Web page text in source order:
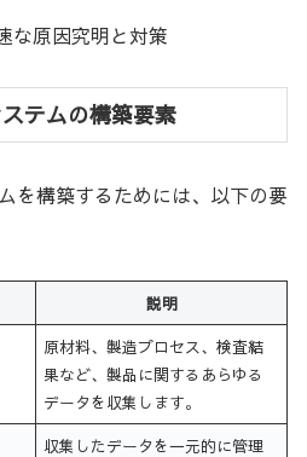
な原因究明と対策
テムの構築要素
を構築するためには、以下の要
説明
原材料、製造プロセス、検査結
果など、製品に関するあらゆる
データを収集します。
収集したデータを一元的に管理